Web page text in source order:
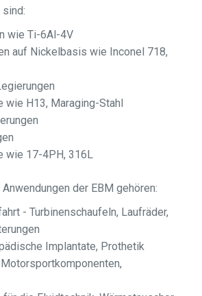
wie Ti-6Al-4V
auf Nickelbasis wie Inconel 718,
wie H13, Maraging-Stahl
wie 17-4PH, 316L
der EBM gehören:
- Turbinenschaufeln, Laufräder,
Implantate, Prothetik